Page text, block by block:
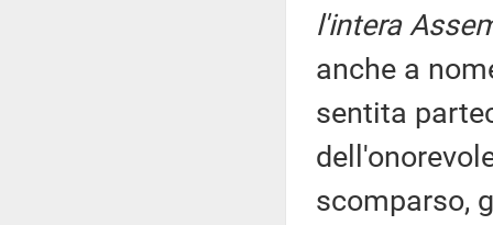
l'intera
anche a
sentita
scomparso,